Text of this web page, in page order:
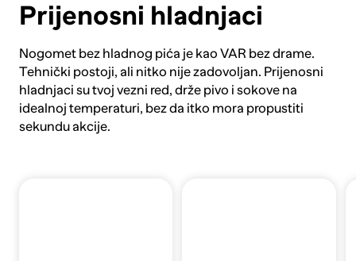
Prijenosni hladnjaci
Nogomet bez hladnog pića je kao VAR bez drame.
Tehnički postoji, ali nitko nije zadovoljan. Prijenosni
hladnjaci su tvoj vezni red, drže pivo i sokove na
idealnoj temperaturi, bez da itko mora propustiti
sekundu akcije.